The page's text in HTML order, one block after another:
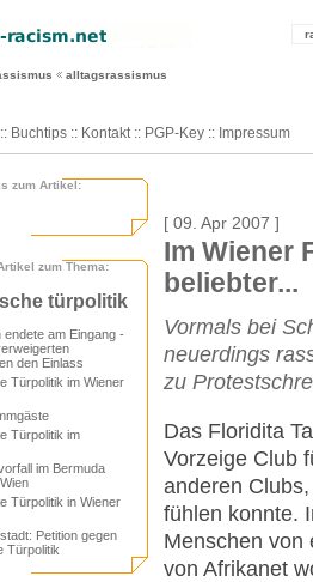
alltagsrassismus
:: Buchtips :: Kontakt :: PGP-Key :: Impressum
zum Artikel:
zum Thema:
türpolitik
endete am Eingang -
den Einlass
Türpolitik im Wiener
Türpolitik im
im Bermuda
Türpolitik in Wiener
Petition gegen
Türpolitik
[ 09. Apr 2007 ]
Im Wiener
beliebter...
Vormals bei
neuerdings
zu
Das Floridita
Vorzeige Club
anderen
fühlen konnte.
Menschen von
von Afrikanet